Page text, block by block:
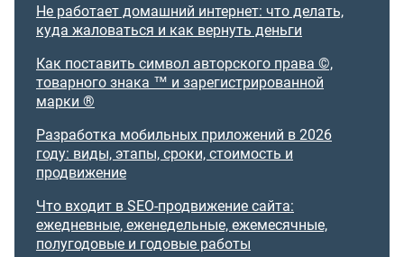
Не работает домашний интернет: что делать,
куда жаловаться и как вернуть деньги
Как поставить символ авторского права ©,
товарного знака ™ и зарегистрированной
марки ®
Разработка мобильных приложений в 2026
году: виды, этапы, сроки, стоимость и
продвижение
Что входит в SEO-продвижение сайта:
ежедневные, еженедельные, ежемесячные,
полугодовые и годовые работы